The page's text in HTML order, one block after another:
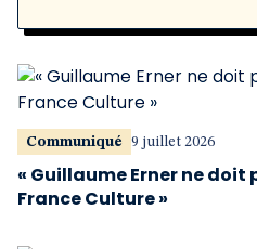
Communiqué 9 juillet 2026
« Guillaume Erner ne doit
France Culture »